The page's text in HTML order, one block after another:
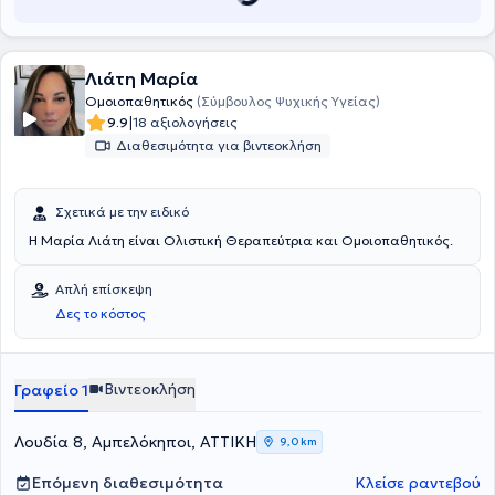
Λιάτη Μαρία
Ομοιοπαθητικός (Σύμβουλος Ψυχικής Υγείας)
9.9|18 αξιολογήσεις
Διαθεσιμότητα για βιντεοκλήση
Σχετικά με την ειδικό
Η Μαρία Λιάτη είναι Ολιστική Θεραπεύτρια και Ομοιοπαθητικός.
Απλή επίσκεψη
Δες το κόστος
Γραφείο 1 Βιντεοκλήση
Λουδία 8, Αμπελόκηποι, ΑΤΤΙΚΗ 9,0 km
Επόμενη διαθεσιμότητα Κλείσε ραντεβού